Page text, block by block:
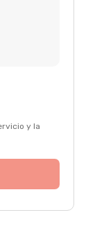
y la